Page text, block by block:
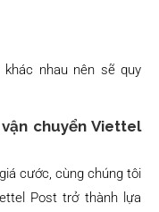
nhau nên sẽ quy
chuyển Viettel
cước, cùng chúng tôi
Post trở thành lựa